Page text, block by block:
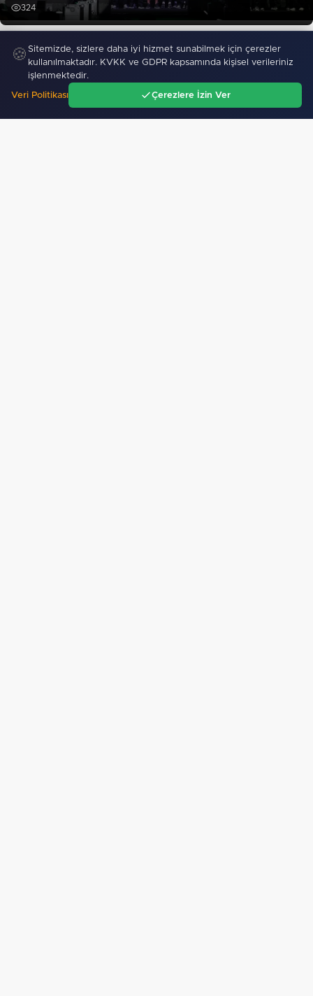
324
"Zeyker Yaylası’nın içme suyu kapasitesi
güçlendirildi"
🍪 Sitemizde, sizlere daha iyi hizmet sunabilmek için çerezler
kullanılmaktadır. KVKK ve GDPR kapsamında kişisel verileriniz
işlenmektedir.
Veri Politikası Çerezlere İzin Ver
Gündem Ara Menü